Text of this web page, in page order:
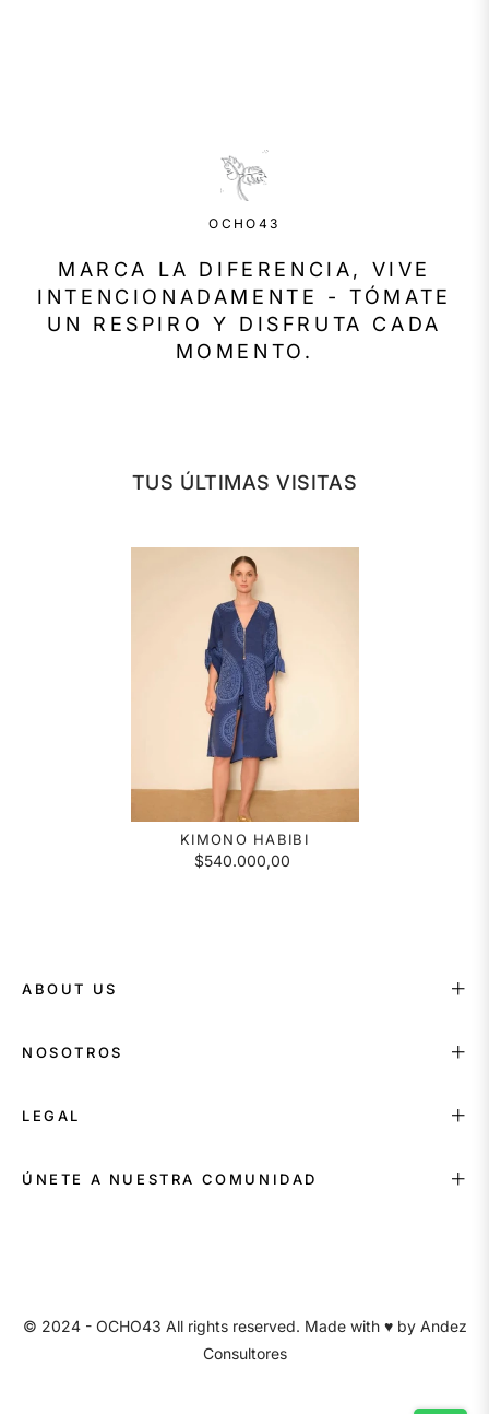
OCHO43
MARCA LA DIFERENCIA, VIVE
INTENCIONADAMENTE - TÓMATE
UN RESPIRO Y DISFRUTA CADA
MOMENTO.
TUS ÚLTIMAS VISITAS
KIMONO HABIBI
$540.000,00
ABOUT US
NOSOTROS
LEGAL
ÚNETE A NUESTRA COMUNIDAD
© 2024 - OCHO43 All rights reserved. Made with ♥ by Andez
Consultores